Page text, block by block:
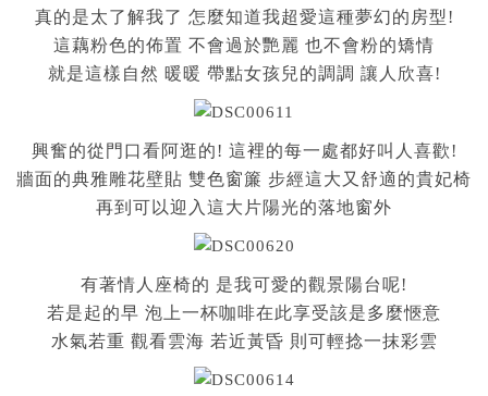
真的是太了解我了 怎麼知道我超愛這種夢幻的房型!
這藕粉色的佈置 不會過於艷麗 也不會粉的矯情
就是這樣自然 暖暖 帶點女孩兒的調調 讓人欣喜!
興奮的從門口看阿逛的! 這裡的每一處都好叫人喜歡!
牆面的典雅雕花壁貼 雙色窗簾 步經這大又舒適的貴妃椅
再到可以迎入這大片陽光的落地窗外
有著情人座椅的 是我可愛的觀景陽台呢!
若是起的早 泡上一杯咖啡在此享受該是多麼愜意
水氣若重 觀看雲海 若近黃昏 則可輕捻一抹彩雲